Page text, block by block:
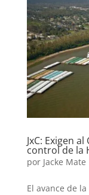
JxC: Exigen
control de la
por Jacke Mate
El avance de